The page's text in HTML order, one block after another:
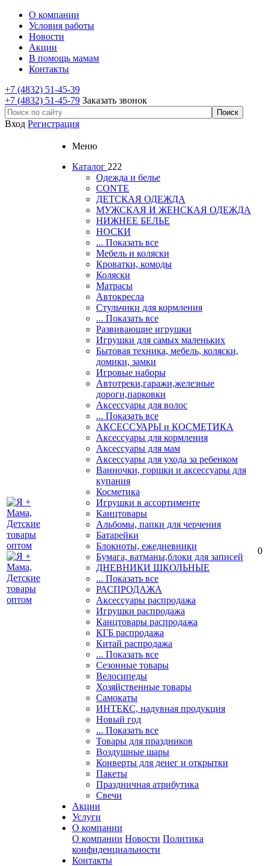
О компании
Условия работы
Новости
Акции
В помощь мамам
Контакты
+7 (4832) 51-45-39
+7 (4832) 51-45-79 Заказать звонок
Вход Регистрация
Меню
Каталог 222
Одежда и белье
CONTE
ДЕТСКАЯ ОДЕЖДА
МУЖСКАЯ И ЖЕНСКАЯ ОДЕЖДА
НИЖНЕЕ БЕЛЬЕ
НОСКИ
... Показать все
Мебель и коляски
Кроватки, комоды
Коляски
Матрасы
Автокресла
Стульчики для кормления
... Показать все
Развивающие игрушки
Игрушки для самых маленьких
Бытовая техника, мебель, коляски,
домики, замки
Игровые наборы
Автотреки,гаражи,железные
дороги,парковки
Аксессуары для волос
... Показать все
АКСЕССУАРЫ и КОСМЕТИКА
Аксессуары для кормления
Аксессуары для мам
Аксессуары для ухода за ребенком
Ванночки, горшки и аксессуары для
купания
Косметика
Игрушки в ассортименте
Канцтовары
Альбомы, папки для черчения
Батарейки
Блокноты, ежедневники
Бумага, ватманы,блоки для записей
ДНЕВНИКИ ШКОЛЬНЫЕ
... Показать все
РАСПРОДАЖА
Аксессуары распродажа
Игрушки распродажа
Канцтовары распродажа
КГБ распродажа
Китай распродажа
... Показать все
Сезонные товары
Велосипеды
Хозяйственные товары
Самокаты
ИНТЕКС, надувная продукция
Новый год
... Показать все
Товары для праздников
Воздушные шары
Конверты для денег и открытки
Пакеты
Праздничная атрибутика
Свечи
Акции
Услуги
О компании
О компании Новости Политика
конфиденциальности
Контакты
0